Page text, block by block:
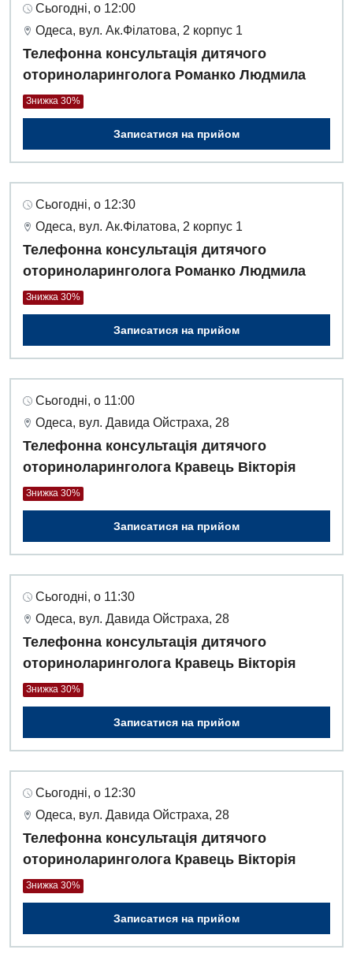
Сьогодні, о 12:00
Одеса, вул. Ак.Філатова, 2 корпус 1
Телефонна консультація дитячого
оториноларинголога Романко Людмила
Знижка 30%
Записатися на прийом
Сьогодні, о 12:30
Одеса, вул. Ак.Філатова, 2 корпус 1
Телефонна консультація дитячого
оториноларинголога Романко Людмила
Знижка 30%
Записатися на прийом
Сьогодні, о 11:00
Одеса, вул. Давида Ойстраха, 28
Телефонна консультація дитячого
оториноларинголога Кравець Вікторія
Знижка 30%
Записатися на прийом
Сьогодні, о 11:30
Одеса, вул. Давида Ойстраха, 28
Телефонна консультація дитячого
оториноларинголога Кравець Вікторія
Знижка 30%
Записатися на прийом
Сьогодні, о 12:30
Одеса, вул. Давида Ойстраха, 28
Телефонна консультація дитячого
оториноларинголога Кравець Вікторія
Знижка 30%
Записатися на прийом